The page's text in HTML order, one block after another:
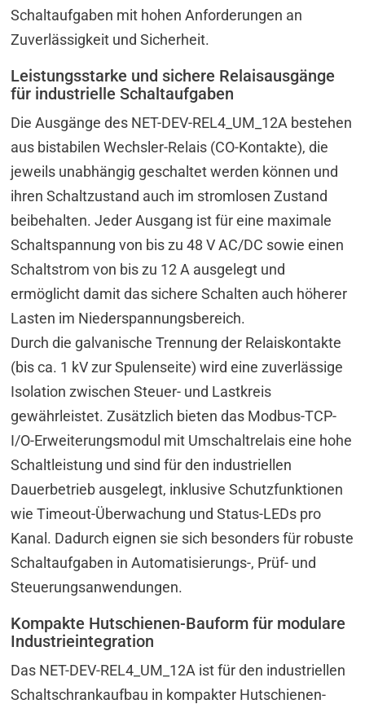
Schaltaufgaben mit hohen Anforderungen an
Zuverlässigkeit und Sicherheit.
Leistungsstarke und sichere Relaisausgänge
für industrielle Schaltaufgaben
Die Ausgänge des NET-DEV-REL4_UM_12A bestehen
aus bistabilen Wechsler-Relais (CO-Kontakte), die
jeweils unabhängig geschaltet werden können und
ihren Schaltzustand auch im stromlosen Zustand
beibehalten. Jeder Ausgang ist für eine maximale
Schaltspannung von bis zu 48 V AC/DC sowie einen
Schaltstrom von bis zu 12 A ausgelegt und
ermöglicht damit das sichere Schalten auch höherer
Lasten im Niederspannungsbereich.
Durch die galvanische Trennung der Relaiskontakte
(bis ca. 1 kV zur Spulenseite) wird eine zuverlässige
Isolation zwischen Steuer- und Lastkreis
gewährleistet. Zusätzlich bieten das Modbus-TCP-
I/O-Erweiterungsmodul mit Umschaltrelais eine hohe
Schaltleistung und sind für den industriellen
Dauerbetrieb ausgelegt, inklusive Schutzfunktionen
wie Timeout-Überwachung und Status-LEDs pro
Kanal. Dadurch eignen sie sich besonders für robuste
Schaltaufgaben in Automatisierungs-, Prüf- und
Steuerungsanwendungen.
Kompakte Hutschienen-Bauform für modulare
Industrieintegration
Das NET-DEV-REL4_UM_12A ist für den industriellen
Schaltschrankaufbau in kompakter Hutschienen-